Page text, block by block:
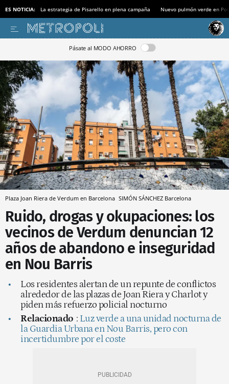
ES NOTICIA: La estrategia de Pisarello en plena campaña Nuevo pulmón verde en
Pásate al MODO AHORRO
Plaza Joan Riera de Verdum en Barcelona SIMÓN SÁNCHEZ Barcelona
Ruido, drogas y okupaciones: los
vecinos de Verdum denuncian 12
años de abandono e inseguridad
en Nou Barris
Los residentes alertan de un repunte de conflictos
alrededor de las plazas de Joan Riera y Charlot y
piden más refuerzo policial nocturno
Relacionado : Luz verde a una unidad nocturna de
la Guardia Urbana en Nou Barris, pero con
incertidumbre por el coste